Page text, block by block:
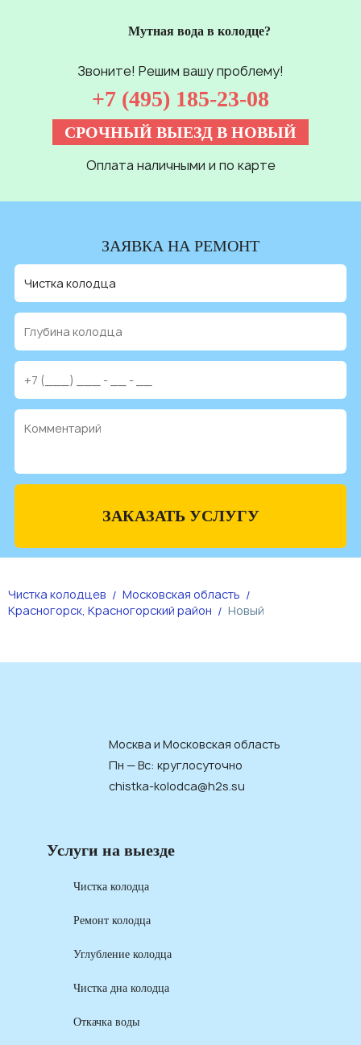
Мутная вода в колодце?
Звоните! Решим вашу проблему!
+7 (495) 185-23-08
СРОЧНЫЙ ВЫЕЗД В НОВЫЙ
Оплата наличными и по карте
ЗАЯВКА НА РЕМОНТ
ЗАКАЗАТЬ УСЛУГУ
Чистка колодцев
Московская область
Красногорск, Красногорский район
Новый
Услуги на выезде
Чистка колодца
Ремонт колодца
Углубление колодца
Чистка дна колодца
Откачка воды
Москва и Московская область
Пн — Вс: круглосуточно
chistka-kolodca@h2s.su